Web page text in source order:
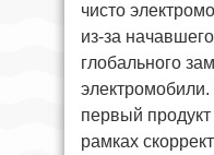
чисто
из-за
глобального
первый
рамках